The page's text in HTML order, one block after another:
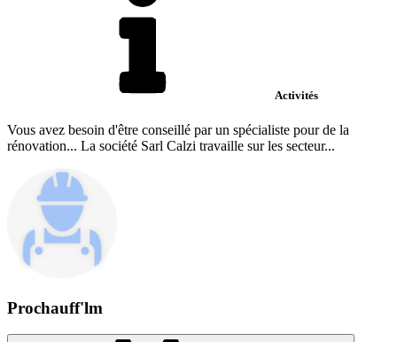
Activités
Vous avez besoin d'être conseillé par un spécialiste pour de la
rénovation... La société Sarl Calzi travaille sur les secteur...
Prochauff'lm